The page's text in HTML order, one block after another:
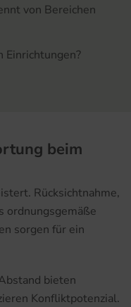
von Bereichen
Einrichtungen?
beim
Rücksichtnahme,
ordnungsgemäße
sorgen für ein
bieten
Konfliktpotenzial.